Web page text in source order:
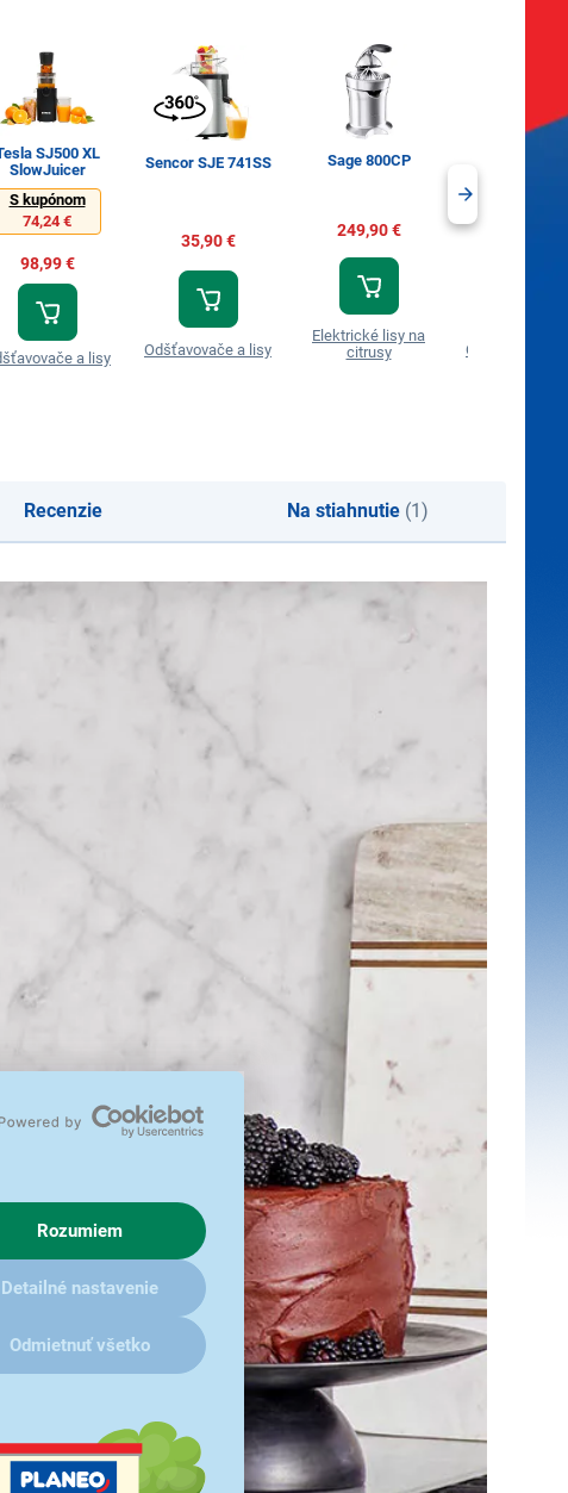
Rozumiem
Detailné nastavenie
Odmietnuť všetko
SJ500 XL
SlowJuicer
S kupónom
74,24 €
98,99 €
a lisy
Sencor SJE 741SS
35,90 €
Odšťavovače a lisy
Sage 800CP
249,90 €
Elektrické lisy na
citrusy
Odšťavovače
Recenzie Na stiahnutie (1)